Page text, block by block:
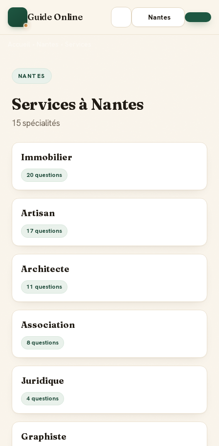
Guide Online Nantes
NANTES
Services à Nantes
15 spécialités
Immobilier
20 questions
Artisan
17 questions
Architecte
11 questions
Association
8 questions
Juridique
4 questions
Graphiste